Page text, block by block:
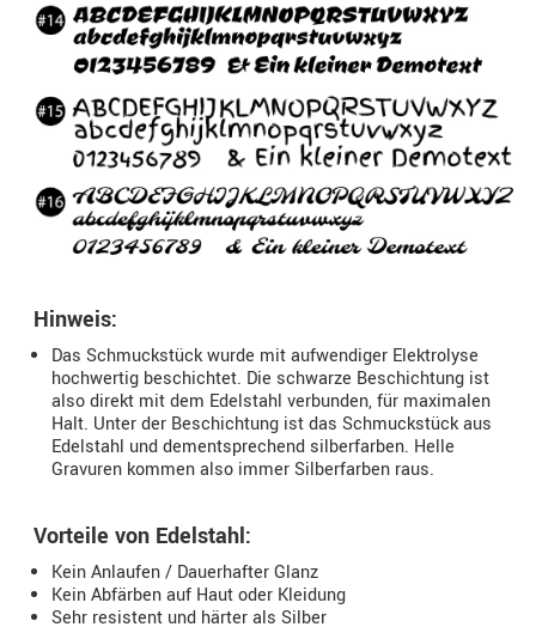
Hinweis:
Das Schmuckstück wurde mit aufwendiger Elektrolyse
hochwertig beschichtet. Die schwarze Beschichtung ist
also direkt mit dem Edelstahl verbunden, für maximalen
Halt. Unter der Beschichtung ist das Schmuckstück aus
Edelstahl und dementsprechend silberfarben. Helle
Gravuren kommen also immer Silberfarben raus.
Vorteile von Edelstahl:
Kein Anlaufen / Dauerhafter Glanz
Kein Abfärben auf Haut oder Kleidung
Sehr resistent und härter als Silber